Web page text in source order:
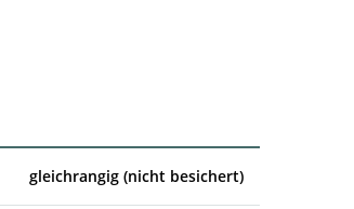
gleichrangig (nicht besichert)